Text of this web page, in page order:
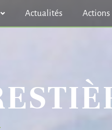
Actualités Actions